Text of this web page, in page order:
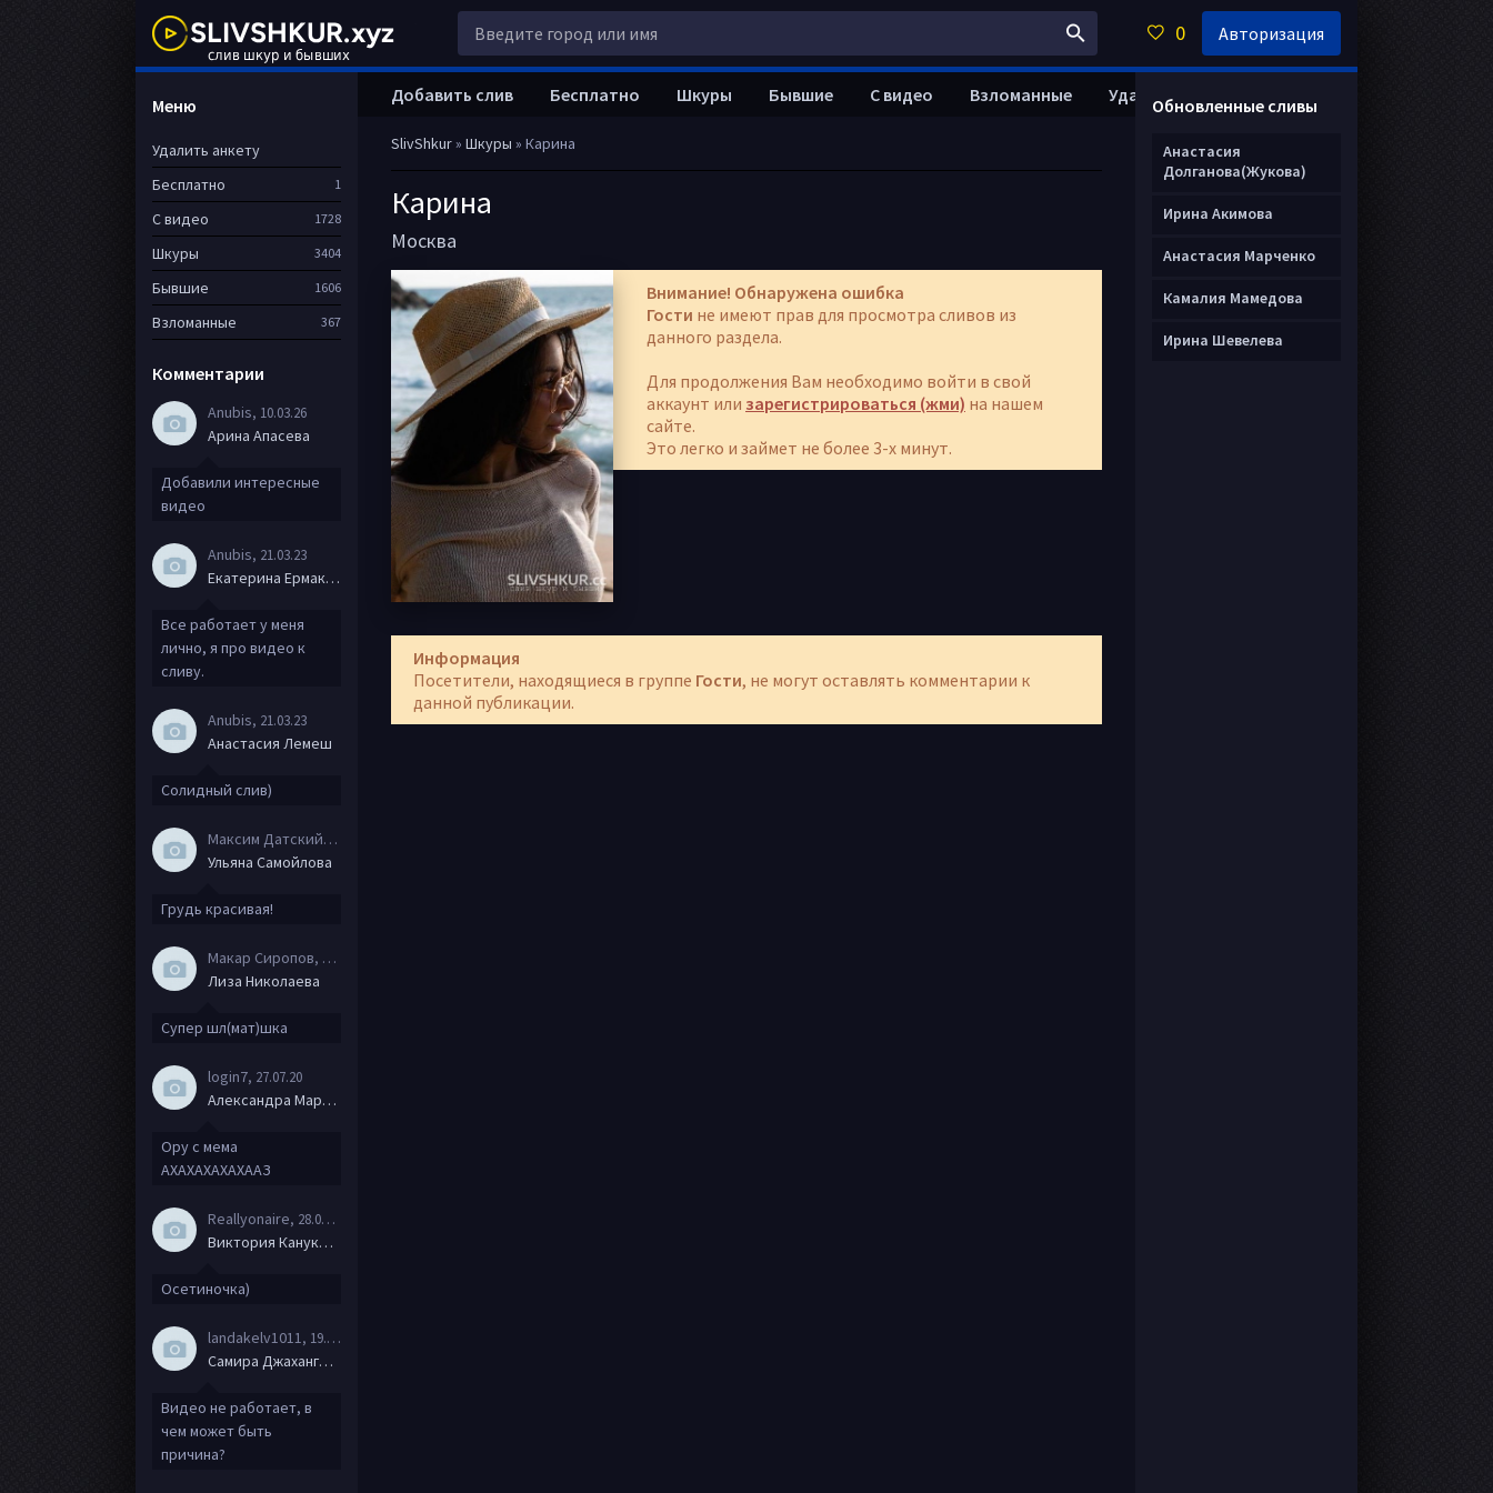
SlivShkur» Шкуры » Карина
Карина
Москва
Внимание! Обнаружена ошибка
Гости не имеют прав для просмотра сливов из
данного раздела.
Для продолжения Вам необходимо войти в свой
аккаунт или зарегистрироваться (жми) на нашем
сайте.
Это легко и займет не более 3-х минут.
Информация
Посетители, находящиеся в группе Гости, не могут оставлять комментарии к
данной публикации.
Добавить слив Бесплатно Шкуры Бывшие С видео Взломанные Удалить анкету
Меню
Удалить анкету
Бесплатно
1
С видео 1728
Шкуры 3404
Бывшие 1606
Взломанные 367
Комментарии
Anubis, 10.03.26
Арина Апасева
Добавили интересные
видео
Anubis, 21.03.23
Екатерина Ермакова
Все работает у меня
лично, я про видео к
сливу.
Anubis, 21.03.23
Анастасия Лемеш
Солидный слив)
Максим Датский
, 15.08.20
Ульяна Самойлова
Грудь красивая!
Макар Сиропов, 08.08.20
Лиза Николаева
Супер шл(мат)шка
login7, 27.07.20
Александра Маркова
Ору с мема
АХАХАХАХАХААЗ
Reallyonaire, 28.06.20
Виктория Канукова
Осетиночка)
landakelv1011 , 19.06.20
Самира Джахангирова
Видео не работает, в
чем может быть
причина?
Обновленные сливы
Анастасия
Долганова(Жукова)
Ирина Акимова
Анастасия Марченко
Камалия Мамедова
Ирина Шевелева
0 Авторизация